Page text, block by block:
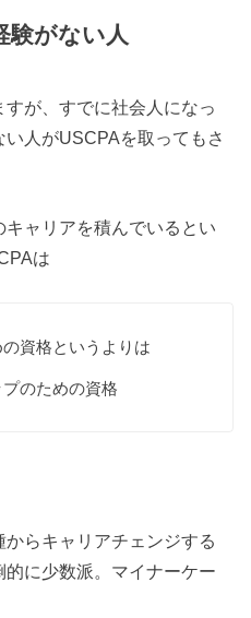
験がない人
が、すでに社会人になっ
人がUSCPAを取ってもさ
ャリアを積んでいるとい
は
資格というよりは
のための資格
らキャリアチェンジする
的に少数派。マイナーケー